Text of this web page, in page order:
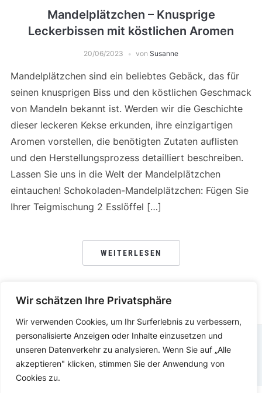
Wir schätzen Ihre Privatsphäre
Wir verwenden Cookies, um Ihr Surferlebnis zu verbessern,
personalisierte Anzeigen oder Inhalte einzusetzen und
unseren Datenverkehr zu analysieren. Wenn Sie auf „Alle
akzeptieren" klicken, stimmen Sie der Anwendung von
Cookies zu.
Mandelplätzchen – Knusprige
Leckerbissen mit köstlichen Aromen
20/06/2023 von Susanne
Mandelplätzchen sind ein beliebtes Gebäck, das für
seinen knusprigen Biss und den köstlichen Geschmack
von Mandeln bekannt ist. Werden wir die Geschichte
dieser leckeren Kekse erkunden, ihre einzigartigen
Aromen vorstellen, die benötigten Zutaten auflisten
und den Herstellungsprozess detailliert beschreiben.
Lassen Sie uns in die Welt der Mandelplätzchen
eintauchen! Schokoladen-Mandelplätzchen: Fügen Sie
Ihrer Teigmischung 2 Esslöffel […]
WEITERLESEN
DATENSCHUTZERKLÄRUNG IMPRESSUM